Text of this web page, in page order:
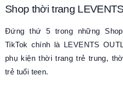
Shop thời trang
Đứng thứ 5 trong những
TikTok chính là LEVENTS
phụ kiện thời trang trẻ trung,
trẻ tuổi teen.